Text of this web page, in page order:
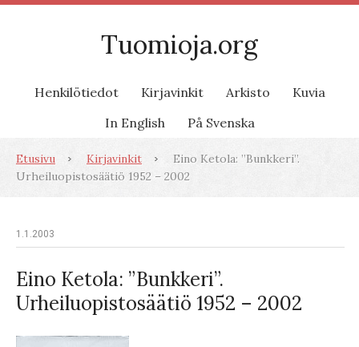
Tuomioja.org
Henkilötiedot Kirjavinkit Arkisto
Kuvia
In English
På Svenska
Etusivu Kirjavinkit
Eino Ketola: ”Bunkkeri”.
Urheiluopistosäätiö 1952 – 2002
1.1.2003
Eino Ketola: ”Bunkkeri”.
Urheiluopistosäätiö 1952 – 2002